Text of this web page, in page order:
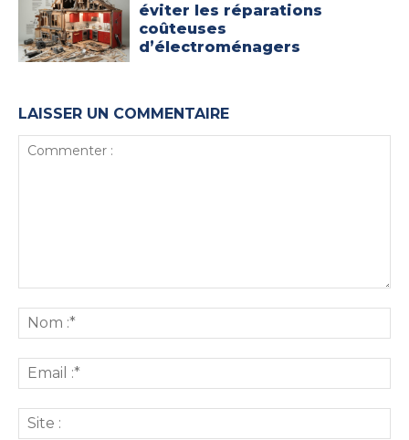
éviter les réparations
coûteuses
d’électroménagers
LAISSER UN COMMENTAIRE
:*
:*
: